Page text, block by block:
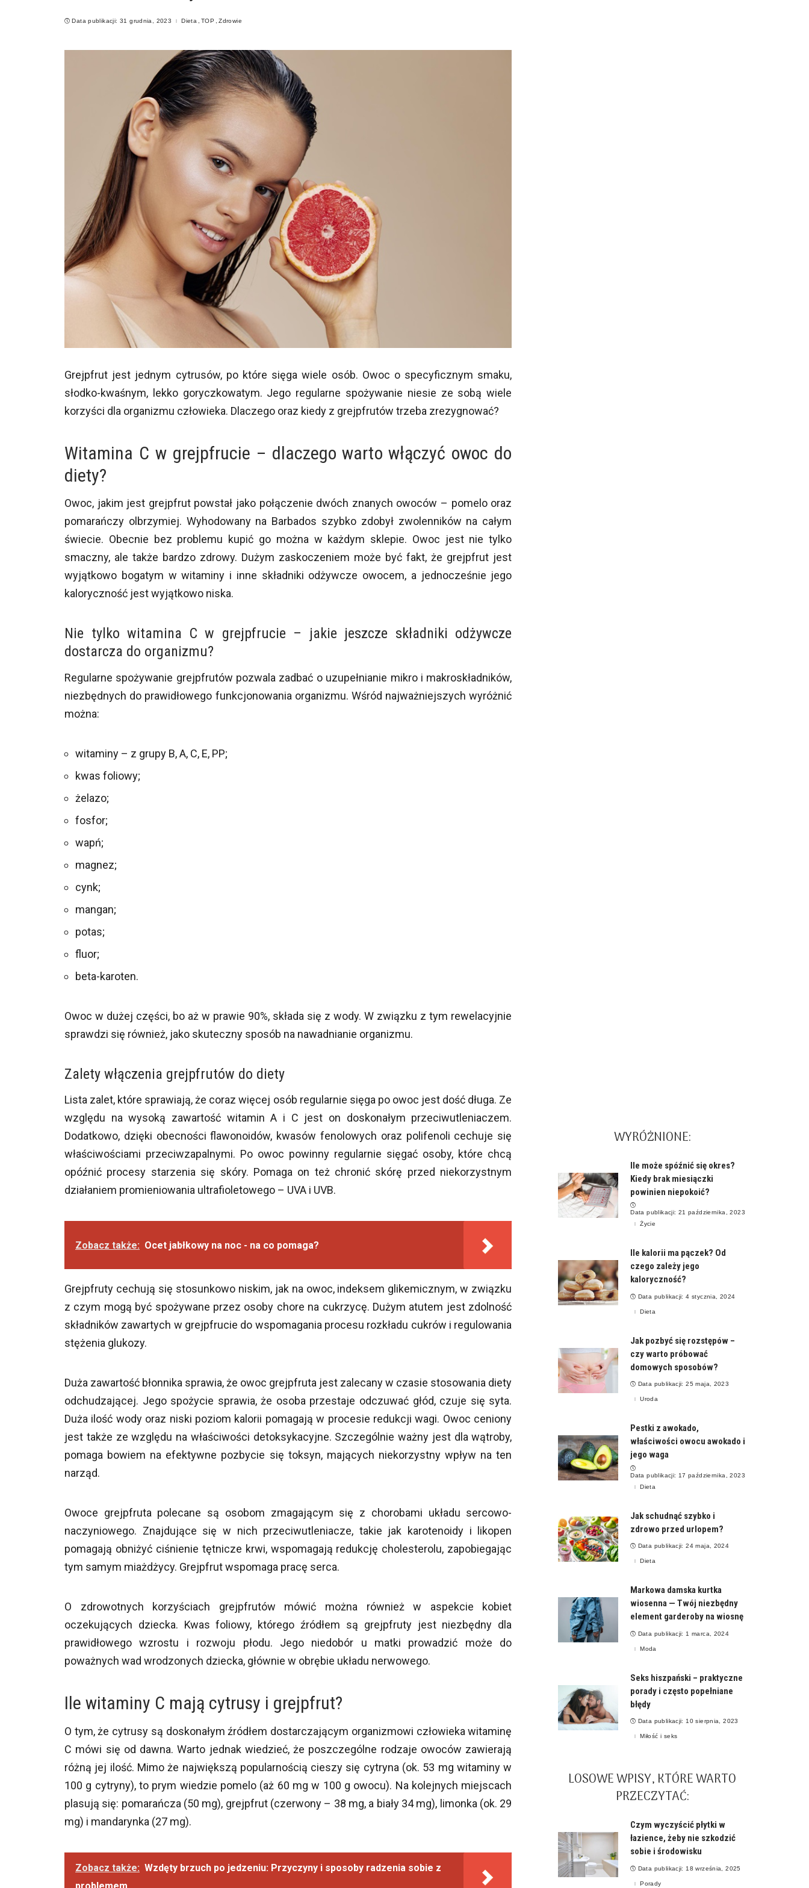
Data publikacji: 31 grudnia, 2023 Dieta TOP Zdrowie
Grejpfrut jest jednym cytrusów, po które sięga wiele osób. Owoc o specyficznym smaku,
słodko-kwaśnym, lekko goryczkowatym. Jego regularne spożywanie niesie ze sobą wiele
korzyści dla organizmu człowieka. Dlaczego oraz kiedy z grejpfrutów trzeba zrezygnować?
Witamina C w grejpfrucie – dlaczego warto włączyć owoc do
diety?
Owoc, jakim jest grejpfrut powstał jako połączenie dwóch znanych owoców – pomelo oraz
pomarańczy olbrzymiej. Wyhodowany na Barbados szybko zdobył zwolenników na całym
świecie. Obecnie bez problemu kupić go można w każdym sklepie. Owoc jest nie tylko
smaczny, ale także bardzo zdrowy. Dużym zaskoczeniem może być fakt, że grejpfrut jest
wyjątkowo bogatym w witaminy i inne składniki odżywcze owocem, a jednocześnie jego
kaloryczność jest wyjątkowo niska.
Nie tylko witamina C w grejpfrucie – jakie jeszcze składniki odżywcze
dostarcza do organizmu?
Regularne spożywanie grejpfrutów pozwala zadbać o uzupełnianie mikro i makroskładników,
niezbędnych do prawidłowego funkcjonowania organizmu. Wśród najważniejszych wyróżnić
można:
witaminy – z grupy B, A, C, E, PP;
kwas foliowy;
żelazo;
fosfor;
wapń;
magnez;
cynk;
mangan;
potas;
fluor;
beta-karoten.
Owoc w dużej części, bo aż w prawie 90%, składa się z wody. W związku z tym rewelacyjnie
sprawdzi się również, jako skuteczny sposób na nawadnianie organizmu.
Zalety włączenia grejpfrutów do diety
Lista zalet, które sprawiają, że coraz więcej osób regularnie sięga po owoc jest dość długa. Ze
względu na wysoką zawartość witamin A i C jest on doskonałym przeciwutleniaczem.
Dodatkowo, dzięki obecności flawonoidów, kwasów fenolowych oraz polifenoli cechuje się
właściwościami przeciwzapalnymi. Po owoc powinny regularnie sięgać osoby, które chcą
opóźnić procesy starzenia się skóry. Pomaga on też chronić skórę przed niekorzystnym
działaniem promieniowania ultrafioletowego – UVA i UVB.
Zobacz także: Ocet jabłkowy na noc - na co pomaga?
Grejpfruty cechują się stosunkowo niskim, jak na owoc, indeksem glikemicznym, w związku
z czym mogą być spożywane przez osoby chore na cukrzycę. Dużym atutem jest zdolność
składników zawartych w grejpfrucie do wspomagania procesu rozkładu cukrów i regulowania
stężenia glukozy.
Duża zawartość błonnika sprawia, że owoc grejpfruta jest zalecany w czasie stosowania diety
odchudzającej. Jego spożycie sprawia, że osoba przestaje odczuwać głód, czuje się syta.
Duża ilość wody oraz niski poziom kalorii pomagają w procesie redukcji wagi. Owoc ceniony
jest także ze względu na właściwości detoksykacyjne. Szczególnie ważny jest dla wątroby,
pomaga bowiem na efektywne pozbycie się toksyn, mających niekorzystny wpływ na ten
narząd.
Owoce grejpfruta polecane są osobom zmagającym się z chorobami układu sercowo-
naczyniowego. Znajdujące się w nich przeciwutleniacze, takie jak karotenoidy i likopen
pomagają obniżyć ciśnienie tętnicze krwi, wspomagają redukcję cholesterolu, zapobiegając
tym samym miażdżycy. Grejpfrut wspomaga pracę serca.
O zdrowotnych korzyściach grejpfrutów mówić można również w aspekcie kobiet
oczekujących dziecka. Kwas foliowy, którego źródłem są grejpfruty jest niezbędny dla
prawidłowego wzrostu i rozwoju płodu. Jego niedobór u matki prowadzić może do
poważnych wad wrodzonych dziecka, głównie w obrębie układu nerwowego.
Ile witaminy C mają cytrusy i grejpfrut?
O tym, że cytrusy są doskonałym źródłem dostarczającym organizmowi człowieka witaminę
C mówi się od dawna. Warto jednak wiedzieć, że poszczególne rodzaje owoców zawierają
różną jej ilość. Mimo że największą popularnością cieszy się cytryna (ok. 53 mg witaminy w
100 g cytryny), to prym wiedzie pomelo (aż 60 mg w 100 g owocu). Na kolejnych miejscach
plasują się: pomarańcza (50 mg), grejpfrut (czerwony – 38 mg, a biały 34 mg), limonka (ok. 29
mg) i mandarynka (27 mg).
Zobacz także: Wzdęty brzuch po jedzeniu: Przyczyny i sposoby radzenia sobie z
WYRÓŻNIONE:
Ile może spóźnić się okres?
Kiedy brak miesiączki
powinien niepokoić?
Data publikacji: 21 października, 2023
Życie
Ile kalorii ma pączek? Od
czego zależy jego
kaloryczność?
Data publikacji: 4 stycznia, 2024
Dieta
Jak pozbyć się rozstępów –
czy warto próbować
domowych sposobów?
Data publikacji: 25 maja, 2023
Uroda
Pestki z awokado,
właściwości owocu awokado i
jego waga
Data publikacji: 17 października, 2023
Dieta
Jak schudnąć szybko i
zdrowo przed urlopem?
Data publikacji: 24 maja, 2024
Dieta
Markowa damska kurtka
wiosenna — Twój niezbędny
element garderoby na wiosnę
Data publikacji: 1 marca, 2024
Moda
Seks hiszpański – praktyczne
porady i często popełniane
błędy
Data publikacji: 10 sierpnia, 2023
Miłość i seks
LOSOWE WPISY, KTÓRE WARTO
PRZECZYTAĆ:
Czym wyczyścić płytki w
łazience, żeby nie szkodzić
sobie i środowisku
Data publikacji: 18 września, 2025
Porady